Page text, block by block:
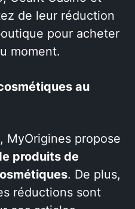
de leur réduction
pour acheter
moment.
au
MyOrigines propose
produits de
. De plus,
réductions sont